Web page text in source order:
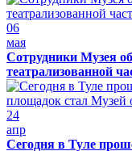
06
мая
Сотрудники Музея
театрализованной
24
апр
Сегодня в Туле